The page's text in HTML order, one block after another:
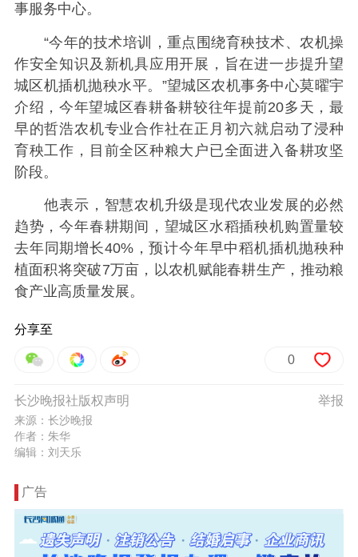
事服务中心。
“今年的技术培训，重点围绕育秧技术、农机操
作安全知识及新机具应用开展，旨在进一步提升望
城区机插机抛秧水平。”望城区农机事务中心莫曜宇
介绍，今年望城区春耕备耕较往年提前20多天，最
早的哲浩农机专业合作社在正月初六就启动了浸种
育秧工作，目前全区种粮大户已全面进入备耕攻坚
阶段。
他表示，智慧农机升级是现代农业发展的必然
趋势，今年春耕期间，望城区水稻插秧机购置量较
去年同期增长40%，预计今年早中稻机插机抛秧种
植面积将突破7万亩，以农机赋能春耕生产，推动粮
食产业高质量发展。
分享至
0
举报
长沙晚报社版权声明
来源：长沙晚报
作者：朱华
编辑：刘天乐
广告